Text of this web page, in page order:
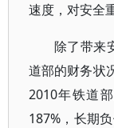
速度，对安全
除了带来
道部的财务状
2010年铁道
187%，长期